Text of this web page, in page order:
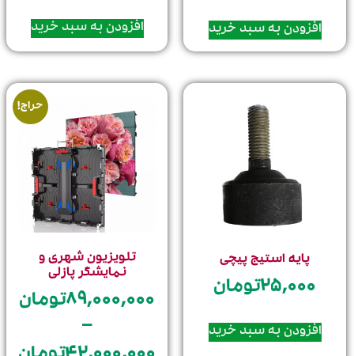
افزودن به سبد خرید افزودن به سبد خرید
پایه استیج پیچی
۲۵,۰۰۰تومان
افزودن به سبد خرید
حراج!
تلویزیون شهری و
نمایشگر پازلی
۸۹,۰۰۰,۰۰۰تومان